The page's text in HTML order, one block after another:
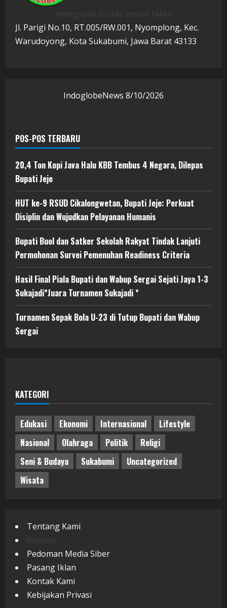
Jl. Parigi No.10, RT.005/RW.001, Nyomplong, Kec.
Warudoyong, Kota Sukabumi, Jawa Barat 43133
IndoglobeNews 8/10/2026
POS-POS TERBARU
20,4 Ton Kopi Java Halu KBB Tembus 4 Negara, Dilepas
Bupati Jeje
HUT ke-9 RSUD Cikalongwetan, Bupati Jeje: Perkuat
Disiplin dan Wujudkan Pelayanan Humanis
Bupati Buol dan Satker Sekolah Rakyat Tindak Lanjuti
Permohonan Survei Pemenuhan Readiness Criteria
Hasil Final Piala Bupati dan Wabup Sergai Sejati Jaya 1-3
Sukajadi*Juara Turnamen Sukajadi *
Turnamen Sepak Bola U-23 di Tutup Bupati dan Wabup
Sergai
KATEGORI
Edukasi Ekonomi Internasional
Lifestyle
Nasional
Olahraga Politik
Religi
Seni & Budaya
Sukabumi
Uncategorized
Wisata
Tentang Kami
Pedoman Media Siber
Pasang Iklan
Kontak Kami
Kebijakan Privasi